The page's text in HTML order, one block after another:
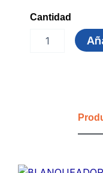
Cantidad
PROTECTORES
DIARIOS